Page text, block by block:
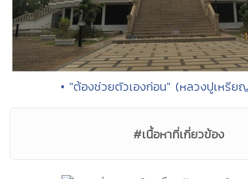
• "ต้องช่วยตัวเองก่อน" (หลวงปูเหรีย
#เนื้อหาที่เกี่ยวข้อง